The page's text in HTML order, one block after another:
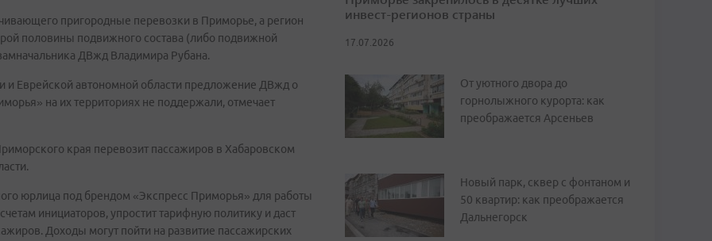
пригородные перевозки в Приморье, а регион
половины подвижного состава (либо подвижной
ДВжд Владимира Рубана.
и Еврейской автономной области предложение ДВжд о
на их территориях не поддержали, отмечает
края перевозит пассажиров в Хабаровском
юрлица под брендом «Экспресс Приморья» для работы
инициаторов, упростит тарифную политику и даст
Доходы могут пойти на развитие пассажирских
инвест-регионов страны
17.07.2026
От уютного двора до
горнолыжного курорта: как
преображается Арсеньев
Новый парк, сквер с фонтаном и
50 квартир: как преображается
Дальнегорск